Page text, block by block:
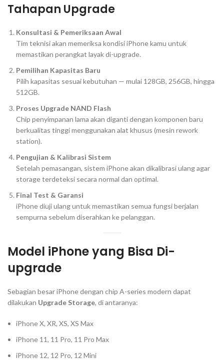
Tahapan Upgrade
Konsultasi & Pemeriksaan Awal
Tim teknisi akan memeriksa kondisi iPhone kamu untuk
memastikan perangkat layak di-upgrade.
Pemilihan Kapasitas Baru
Pilih kapasitas sesuai kebutuhan — mulai 128GB, 256GB, hingga
512GB.
Proses Upgrade NAND Flash
Chip penyimpanan lama akan diganti dengan komponen baru
berkualitas tinggi menggunakan alat khusus (mesin rework
station).
Pengujian & Kalibrasi Sistem
Setelah pemasangan, sistem iPhone akan dikalibrasi ulang agar
storage terdeteksi secara normal dan optimal.
Final Test & Garansi
iPhone diuji ulang untuk memastikan semua fungsi berjalan
sempurna sebelum diserahkan ke pelanggan.
Model iPhone yang Bisa Di-
upgrade
Sebagian besar iPhone dengan chip A-series modern dapat
dilakukan Upgrade Storage, di antaranya:
iPhone X, XR, XS, XS Max
iPhone 11, 11 Pro, 11 Pro Max
iPhone 12, 12 Pro, 12 Mini